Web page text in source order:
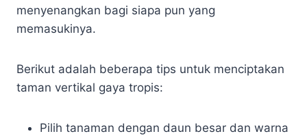
menyenangkan bagi siapa pun yang
memasukinya.
Berikut adalah beberapa tips untuk menciptakan
taman vertikal gaya tropis:
Pilih tanaman dengan daun besar dan warna